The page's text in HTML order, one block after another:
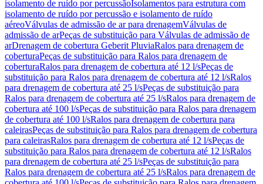
isolamento de ruído por percussãoIsolamentos para estrutura com
isolamento de ruído por percussão e isolamento de ruído
aéreoVálvulas de admissão de ar para drenagemVálvulas de
admissão de arPeças de substituição para Válvulas de admissão de
arDrenagem de cobertura Geberit PluviaRalos para drenagem de
coberturaPeças de substituição para Ralos para drenagem de
coberturaRalos para drenagem de cobertura até 12 l/sPeças de
substituição para Ralos para drenagem de cobertura até 12 l/sRalos
para drenagem de cobertura até 25 l/sPeças de substituição para
Ralos para drenagem de cobertura até 25 l/sRalos para drenagem de
cobertura até 100 l/sPeças de substituição para Ralos para drenagem
de cobertura até 100 l/sRalos para drenagem de cobertura para
caleirasPeças de substituição para Ralos para drenagem de cobertura
para caleirasRalos para drenagem de cobertura até 12 l/sPeças de
substituição para Ralos para drenagem de cobertura até 12 l/sRalos
para drenagem de cobertura até 25 l/sPeças de substituição para
Ralos para drenagem de cobertura até 25 l/sRalos para drenagem de